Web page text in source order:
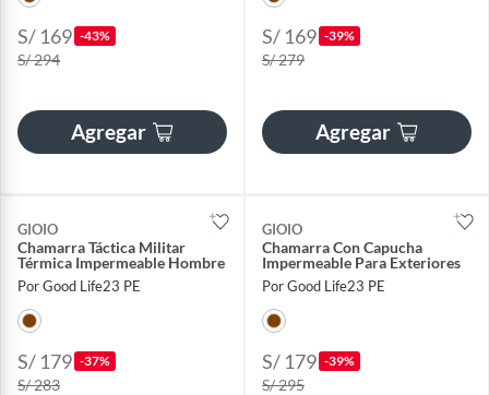
S/ 169 -43%
S/ 294
Agregar
S/ 169 -39%
S/ 279
Agregar
GIOIO
Chamarra Táctica Militar
Térmica Impermeable Hombre
Por Good Life23 PE
S/ 179 -37%
S/ 283
GIOIO
Chamarra Con Capucha
Impermeable Para Exteriores
Por Good Life23 PE
S/ 179 -39%
S/ 295